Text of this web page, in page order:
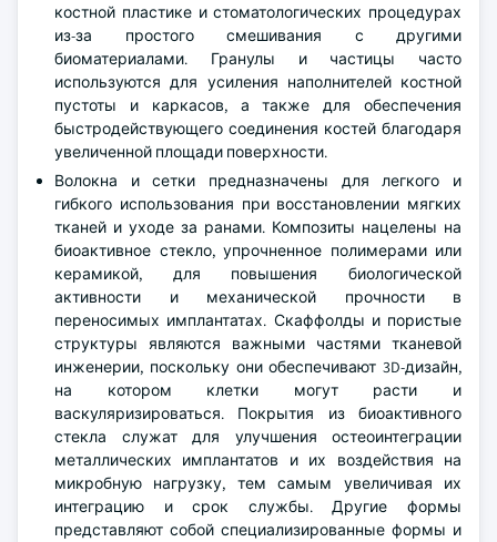
костной пластике и стоматологических процедурах
из-за простого смешивания с другими
биоматериалами. Гранулы и частицы часто
используются для усиления наполнителей костной
пустоты и каркасов, а также для обеспечения
быстродействующего соединения костей благодаря
увеличенной площади поверхности.
Волокна и сетки предназначены для легкого и
гибкого использования при восстановлении мягких
тканей и уходе за ранами. Композиты нацелены на
биоактивное стекло, упрочненное полимерами или
керамикой, для повышения биологической
активности и механической прочности в
переносимых имплантатах. Скаффолды и пористые
структуры являются важными частями тканевой
инженерии, поскольку они обеспечивают 3D-дизайн,
на котором клетки могут расти и
васкуляризироваться. Покрытия из биоактивного
стекла служат для улучшения остеоинтеграции
металлических имплантатов и их воздействия на
микробную нагрузку, тем самым увеличивая их
интеграцию и срок службы. Другие формы
представляют собой специализированные формы и